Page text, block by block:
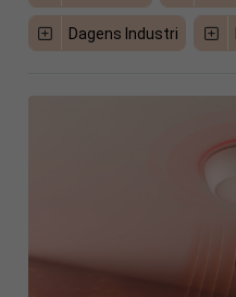
Dagens Industri